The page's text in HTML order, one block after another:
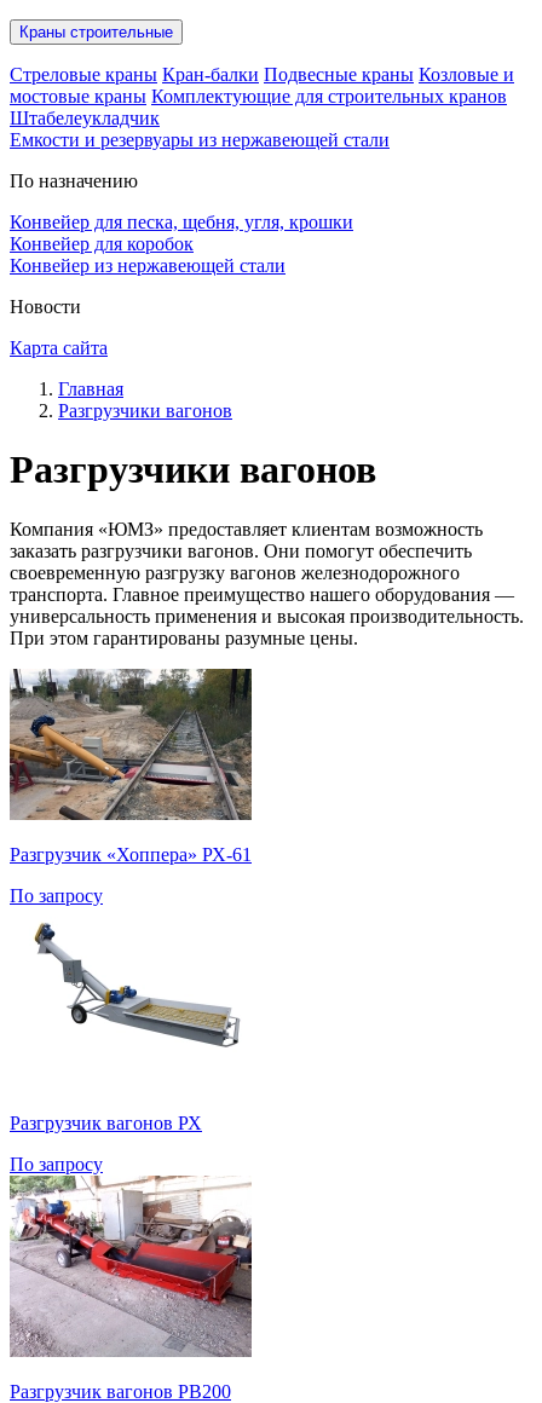
Краны строительные
Стреловые краны Кран-балки Подвесные краны Козловые и
мостовые краны Комплектующие для строительных кранов
Штабелеукладчик
Емкости и резервуары из нержавеющей стали
По назначению
Конвейер для песка, щебня, угля, крошки
Конвейер для коробок
Конвейер из нержавеющей стали
Новости
Карта сайта
Главная
Разгрузчики вагонов
Разгрузчики вагонов
Компания «ЮМЗ» предоставляет клиентам возможность
заказать разгрузчики вагонов. Они помогут обеспечить
своевременную разгрузку вагонов железнодорожного
транспорта. Главное преимущество нашего оборудования —
универсальность применения и высокая производительность.
При этом гарантированы разумные цены.
Разгрузчик «Хоппера» РХ-61
По запросу
Разгрузчик вагонов РХ
По запросу
Разгрузчик вагонов РВ200